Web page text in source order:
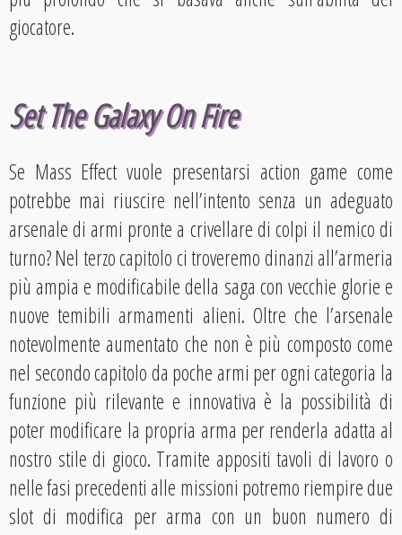
giocatore.
Set The Galaxy On Fire
Se Mass Effect vuole presentarsi action game come
potrebbe mai riuscire nell’intento senza un adeguato
arsenale di armi pronte a crivellare di colpi il nemico di
turno? Nel terzo capitolo ci troveremo dinanzi all’armeria
più ampia e modificabile della saga con vecchie glorie e
nuove temibili armamenti alieni. Oltre che l’arsenale
notevolmente aumentato che non è più composto come
nel secondo capitolo da poche armi per ogni categoria la
funzione più rilevante e innovativa è la possibilità di
poter modificare la propria arma per renderla adatta al
nostro stile di gioco. Tramite appositi tavoli di lavoro o
nelle fasi precedenti alle missioni potremo riempire due
slot di modifica per arma con un buon numero di